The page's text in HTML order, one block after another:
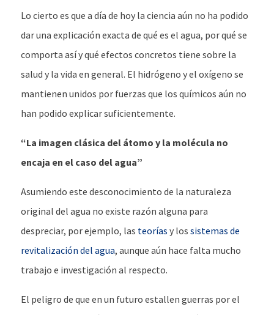
Lo cierto es que a día de hoy la ciencia aún no ha podido
dar una explicación exacta de qué es el agua, por qué se
comporta así y qué efectos concretos tiene sobre la
salud y la vida en general. El hidrógeno y el oxígeno se
mantienen unidos por fuerzas que los químicos aún no
han podido explicar suficientemente.
“La imagen clásica del átomo y la molécula no
encaja en el caso del agua”
Asumiendo este desconocimiento de la naturaleza
original del agua no existe razón alguna para
despreciar, por ejemplo, las teorías y lossistemas de
revitalización del agua, aunque aún hace falta mucho
trabajo e investigación al respecto.
El peligro de que en un futuro estallen guerras por el